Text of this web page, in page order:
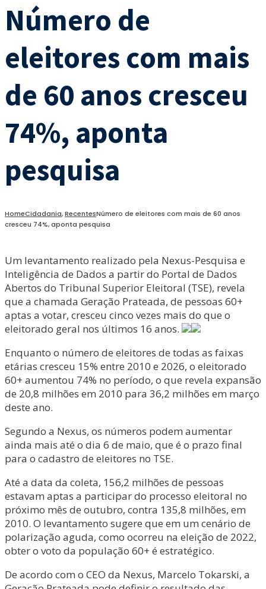
Número de
eleitores com mais
de 60 anos cresceu
74%, aponta
pesquisa
HomeCidadania,RecentesNúmero de eleitores com mais de 60 anos
cresceu 74%, aponta pesquisa
Um levantamento realizado pela Nexus-Pesquisa e
Inteligência de Dados a partir do Portal de Dados
Abertos do Tribunal Superior Eleitoral (TSE), revela
que a chamada Geração Prateada, de pessoas 60+
aptas a votar, cresceu cinco vezes mais do que o
eleitorado geral nos últimos 16 anos.
Enquanto o número de eleitores de todas as faixas
etárias cresceu 15% entre 2010 e 2026, o eleitorado
60+ aumentou 74% no período, o que revela expansão
de 20,8 milhões em 2010 para 36,2 milhões em março
deste ano.
Segundo a Nexus, os números podem aumentar
ainda mais até o dia 6 de maio, que é o prazo final
para o cadastro de eleitores no TSE.
Até a data da coleta, 156,2 milhões de pessoas
estavam aptas a participar do processo eleitoral no
próximo mês de outubro, contra 135,8 milhões, em
2010. O levantamento sugere que em um cenário de
polarização aguda, como ocorreu na eleição de 2022,
obter o voto da população 60+ é estratégico.
De acordo com o CEO da Nexus, Marcelo Tokarski, a